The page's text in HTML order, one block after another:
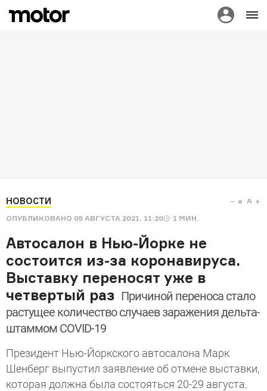
НОВОСТИ
ОПУБЛИКОВАНО 05 АВГУСТА 2021, 11:20 1 МИН.
a A
Автосалон в Нью-Йорке не
состоится из-за коронавируса.
Выставку переносят уже в
четвертый раз Причиной переноса стало
растущее количество случаев заражения дельта-
штаммом COVID-19
Президент Нью-Йоркского автосалона Марк
Шенберг выпустил заявление об отмене выставки,
которая должна была состояться 20-29 августа.